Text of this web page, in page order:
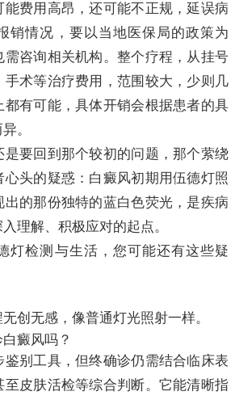
费用高昂，还可能不正规，延误病
销情况，要以当地医保局的政策为
咨询相关机构。整个疗程，从挂号
手术等治疗费用，范围较大，少则几
有可能，具体开销会根据患者的具
。
要回到那个较初的问题，那个萦绕
头的疑惑：白癜风初期用伍德灯照
出的那份独特的蓝白色荧光，是疾病
理解、积极应对的起点。
灯检测与生活，您可能还有这些疑
创无感，像普通灯光照射一样。
癜风吗？
别工具，但终确诊仍需结合临床表
皮肤活检等综合判断。它能清晰指